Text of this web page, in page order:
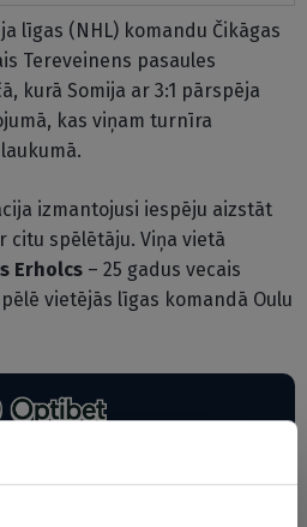
līgas (NHL) komandu Čikāgas
Tereveinens pasaules
kurā Somija ar 3:1 pārspēja
kas viņam turnīra
izmantojusi iespēju aizstāt
citu spēlētāju. Viņa vietā
Erholcs – 25 gadus vecais
vietējās līgas komandā Oulu